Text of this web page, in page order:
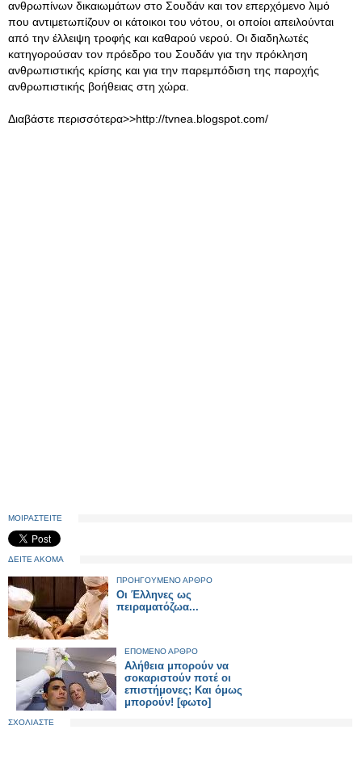
ανθρωπίνων δικαιωμάτων στο Σουδάν και τον επερχόμενο λιμό
που αντιμετωπίζουν οι κάτοικοι του νότου, οι οποίοι απειλούνται
από την έλλειψη τροφής και καθαρού νερού. Οι διαδηλωτές
κατηγορούσαν τον πρόεδρο του Σουδάν για την πρόκληση
ανθρωπιστικής κρίσης και για την παρεμπόδιση της παροχής
ανθρωπιστικής βοήθειας στη χώρα.
Διαβάστε περισσότερα>>http://tvnea.blogspot.com/
ΜΟΙΡΑΣΤΕΙΤΕ
ΔΕΙΤΕ ΑΚΟΜΑ
ΠΡΟΗΓΟΥΜΕΝΟ ΑΡΘΡΟ
Οι Έλληνες ως
πειραματόζωα...
ΕΠΟΜΕΝΟ ΑΡΘΡΟ
Αλήθεια μπορούν να
σοκαριστούν ποτέ οι
επιστήμονες; Και όμως
μπορούν! [φωτο]
ΣΧΟΛΙΑΣΤΕ